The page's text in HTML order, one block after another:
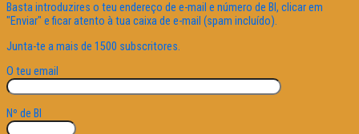
Basta introduzires o teu endereço de e-mail e número de BI, clicar em
"Enviar" e ficar atento à tua caixa de e-mail (spam incluído).
Junta-te a mais de 1500 subscritores.
O teu email
Nº de BI